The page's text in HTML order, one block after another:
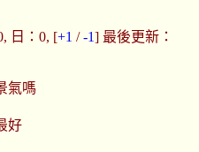
日：0, [+1 /-1] 最後更新：
氣嗎
好